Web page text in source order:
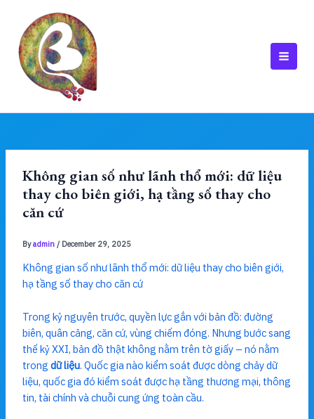
content
Không gian số như lãnh thổ mới: dữ liệu
thay cho biên giới, hạ tầng số thay cho
căn cứ
Byadmin / December 29, 2025
Không gian số như lãnh thổ mới: dữ liệu thay cho biên giới,
hạ tầng số thay cho căn cứ
Trong kỷ nguyên trước, quyền lực gắn với bản đồ: đường
biên, quân cảng, căn cứ, vùng chiếm đóng. Nhưng bước sang
thế kỷ XXI, bản đồ thật không nằm trên tờ giấy – nó nằm
trong dữ liệu. Quốc gia nào kiểm soát được dòng chảy dữ
liệu, quốc gia đó kiểm soát được hạ tầng thương mại, thông
tin, tài chính và chuỗi cung ứng toàn cầu.